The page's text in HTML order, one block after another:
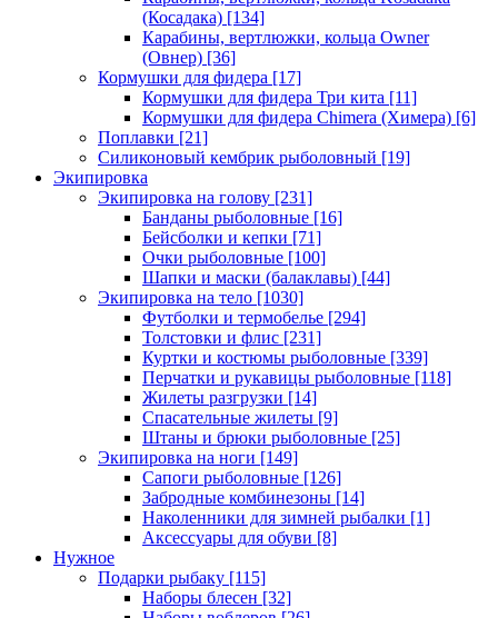
(Косадака) [134]
Карабины, вертлюжки, кольца Owner
(Овнер) [36]
Кормушки для фидера [17]
Кормушки для фидера Три кита [11]
Кормушки для фидера Chimera (Химера) [6]
Поплавки [21]
Силиконовый кембрик рыболовный [19]
Экипировка
Экипировка на голову [231]
Банданы рыболовные [16]
Бейсболки и кепки [71]
Очки рыболовные [100]
Шапки и маски (балаклавы) [44]
Экипировка на тело [1030]
Футболки и термобелье [294]
Толстовки и флис [231]
Куртки и костюмы рыболовные [339]
Перчатки и рукавицы рыболовные [118]
Жилеты разгрузки [14]
Спасательные жилеты [9]
Штаны и брюки рыболовные [25]
Экипировка на ноги [149]
Сапоги рыболовные [126]
Забродные комбинезоны [14]
Наколенники для зимней рыбалки [1]
Аксессуары для обуви [8]
Нужное
Подарки рыбаку [115]
Наборы блесен [32]